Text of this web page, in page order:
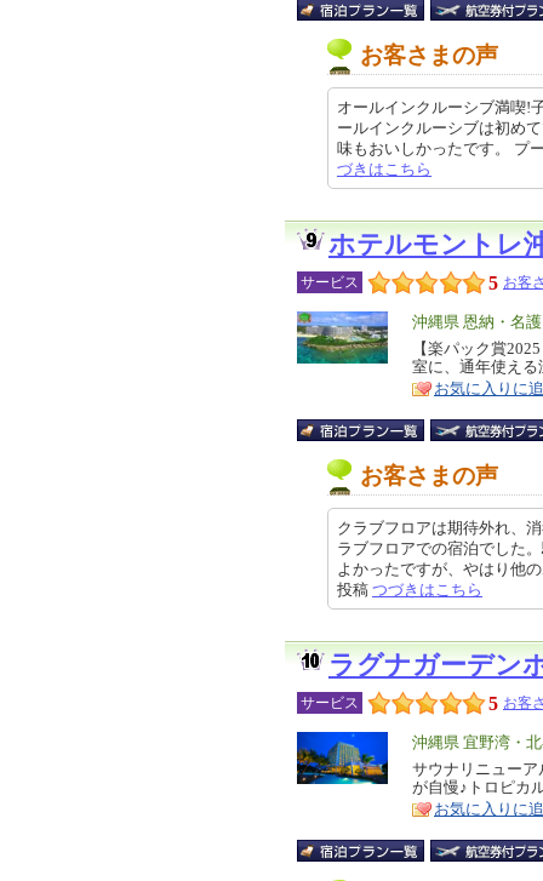
お客さまの声
オールインクルーシブ満喫!
ールインクルーシブは初め
味もおいしかったです。
づきはこちら
ホテルモントレ
サービス 5 お客
エ
リ
ア
沖縄県 恩納・名
特
徴
【楽パック賞
室に、通年使え
お気に入りに
お客さまの声
クラブフロアは期待外れ、
ラブフロアでの宿泊でした
よかったですが、やはり他
投稿 つづきはこちら
ラグナガーデン
サービス 5 お客
エ
リ
ア
沖縄県 宜野湾・
特
徴
サウナリニュー
が自慢♪トロピカ
お気に入りに